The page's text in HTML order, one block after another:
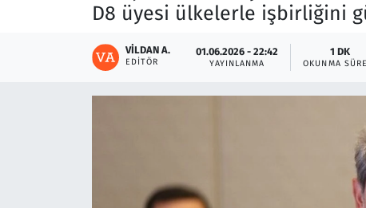
D8 üyesi ülkelerle işbirliğini
VILDAN A.
EDITÖR
01.06.2026 - 22:42
YAYINLANMA
1 DK
OKUNMA
Teknoloji ve Bilim
Televizyon